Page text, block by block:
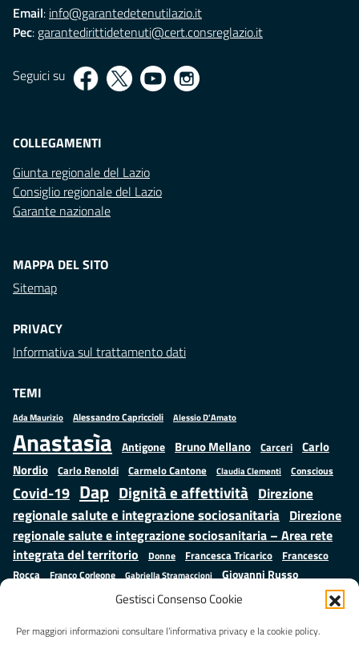
Gestisci Consenso Cookie
Per maggiori informazioni consultare l’informativa privacy e la cookie policy.
Email: info@garantedetenutilazio.it
Pec: garantedirittidetenuti@cert.consreglazio.it
Seguici su
COLLEGAMENTI
Giunta regionale del Lazio
Consiglio regionale del Lazio
Garante nazionale
MAPPA DEL SITO
Sitemap
PRIVACY
Informativa sul trattamento dati
TEMI
Ada Maurizio Alessandro Capriccioli Alessio D'Amato
Anastasìa Antigone Bruno Mellano Carceri
Carlo
Nordio Carlo Renoldi Carmelo Cantone Claudia Clementi Conscious
Covid-19 Dap Dignità e affettività Direzione
regionale salute e integrazione sociosanitaria Direzione
regionale salute e integrazione sociosanitaria – Area rete
integrata del territorio
Donne Francesca Tricarico
Francesco
Rocca
Franco Corleone Gabriella Stramaccioni Giovanni Russo
Giuseppe Emanuele Cangemi Istruzione e cultura
Mauro
Palma ministero della Giustizia Minori Misure